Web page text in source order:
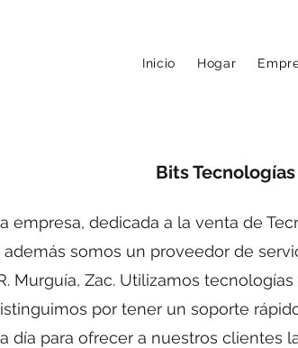
Inicio Hogar
Bits Tecnologías
empresa, dedicada a la venta de
somos un proveedor de
Murguía, Zac. Utilizamos
por tener un soporte
a día para ofrecer a nuestros clientes